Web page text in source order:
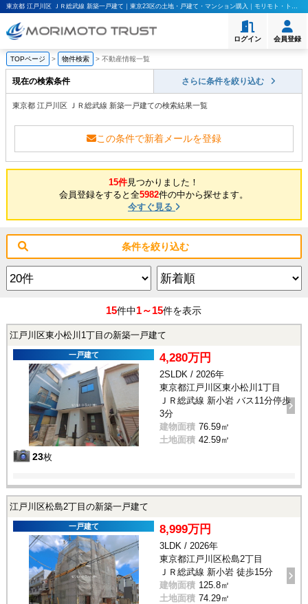
東京都 江戸川区 ＪＲ総武線 新築一戸建て｜東京23区の土地・戸建て・マンション購入｜モリモト・トラスト
ログイン 会員登録
TOPページ > 物件検索 > 不動産情報一覧
現在の検索条件 さらに条件を絞り込む
東京都 江戸川区 ＪＲ総武線 新築一戸建ての検索結果一覧
この条件で新着メールを登録
15件見つかりました！
会員登録をすると全5982件の中から探せます。
今すぐ見る
条件を絞り込む
15件中1～15件を表示
江戸川区東小松川1丁目の新築一戸建て
一戸建て
23枚
4,280万円
2SLDK / 2026年
東京都江戸川区東小松川1丁目
ＪＲ総武線 新小岩 バス11分停歩
3分
建物面積 76.59㎡
土地面積 42.59㎡
江戸川区松島2丁目の新築一戸建て
一戸建て 8,999万円
3LDK / 2026年
東京都江戸川区松島2丁目
ＪＲ総武線 新小岩 徒歩15分
建物面積 125.8㎡
土地面積 74.29㎡